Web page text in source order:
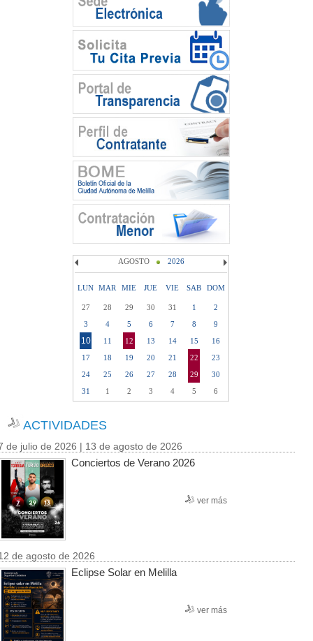
AGOSTO 2026
LUN MAR MIE JUE VIE SAB DOM
27 28 29 30 31 1
2
3
4 5 6 7 8 9
10 11 12 13 14 15
16
17
18 19 20 21 22
23
24
25 26 27 28 29
30
31
1 2 3 4 5 6
ACTIVIDADES
de julio de 2026 | 13 de agosto de 2026
Conciertos de Verano 2026
ver más
de agosto de 2026
Eclipse Solar en Melilla
ver más